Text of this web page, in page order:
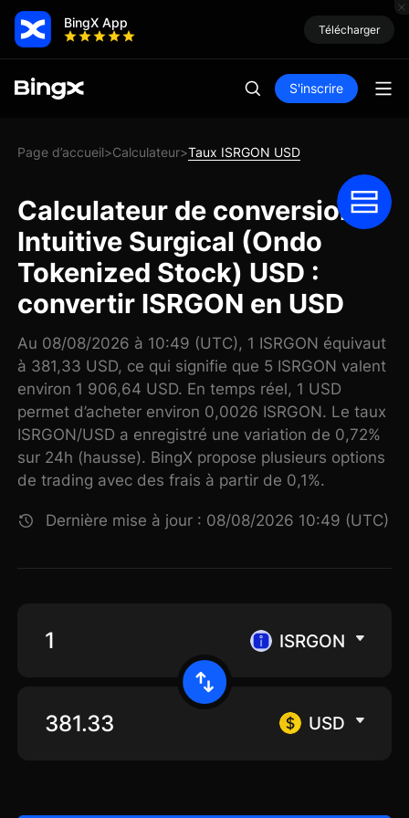
BingX App Télécharger
S'inscrire
Page d’accueil>Calculateur>Taux ISRGON USD
Calculateur de conversion
Intuitive Surgical (Ondo
Tokenized Stock) USD :
convertir ISRGON en USD
Au 08/08/2026 à 10:49 (UTC), 1 ISRGON équivaut
à 381,33 USD, ce qui signifie que 5 ISRGON valent
environ 1 906,64 USD. En temps réel, 1 USD
permet d’acheter environ 0,0026 ISRGON. Le taux
ISRGON/USD a enregistré une variation de 0,72%
sur 24h (hausse). BingX propose plusieurs options
de trading avec des frais à partir de 0,1%.
Dernière mise à jour : 08/08/2026 10:49 (UTC)
ISRGON
USD